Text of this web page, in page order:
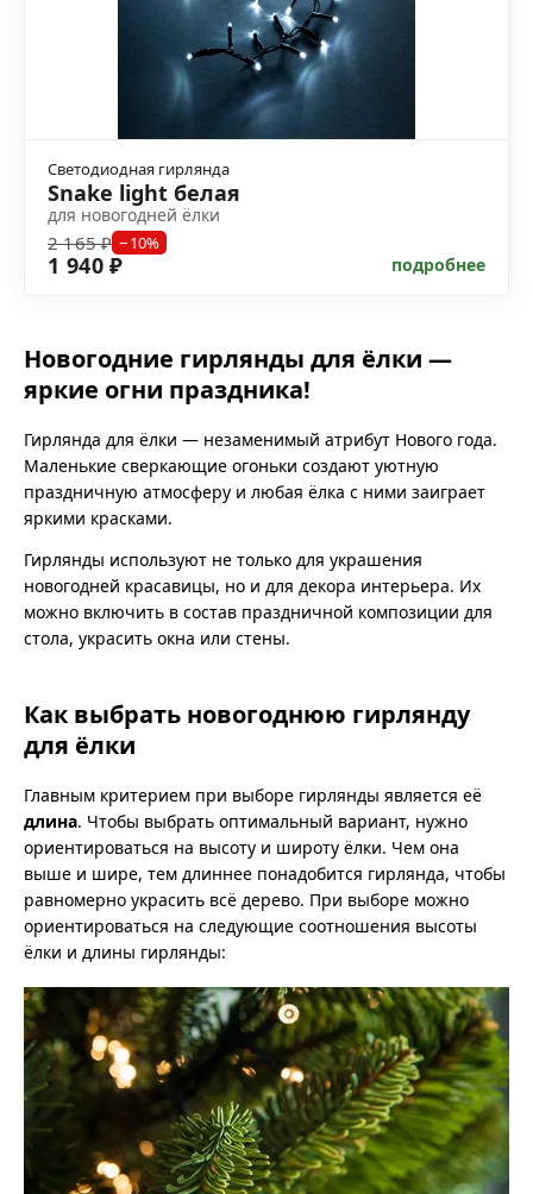
Светодиодная гирлянда
Snake light белая
для новогодней ёлки
2 165 ₽ −10%
1 940 ₽ подробнее
Новогодние гирлянды для ёлки —
яркие огни праздника!
Гирлянда для ёлки — незаменимый атрибут Нового года.
Маленькие сверкающие огоньки создают уютную
праздничную атмосферу и любая ёлка с ними заиграет
яркими красками.
Гирлянды используют не только для украшения
новогодней красавицы, но и для декора интерьера. Их
можно включить в состав праздничной композиции для
стола, украсить окна или стены.
Как выбрать новогоднюю гирлянду
для ёлки
Главным критерием при выборе гирлянды является её
длина. Чтобы выбрать оптимальный вариант, нужно
ориентироваться на высоту и широту ёлки. Чем она
выше и шире, тем длиннее понадобится гирлянда, чтобы
равномерно украсить всё дерево. При выборе можно
ориентироваться на следующие соотношения высоты
ёлки и длины гирлянды: